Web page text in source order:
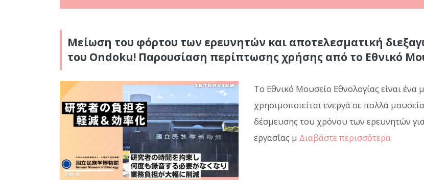
Μείωση του φόρτου των ερευνητών και αποτελεσματική
του Ondoku! Παρουσίαση περίπτωσης χρήσης από το Εθνικό
Το Εθνικό Μουσείο Εθνολογίας είναι
χρησιμοποιείται ενεργά σε πολλά
δέσμευσης του χρόνου των ερευνητών
εργασίας μ Διαβάστε περισσότερα